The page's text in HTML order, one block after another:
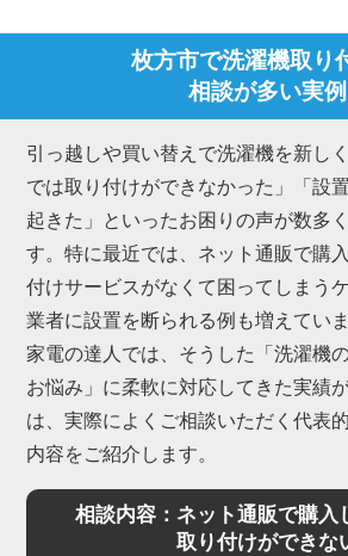
枚方市で洗濯機取り
相談が多い実例
引っ越しや買い替えで洗濯機を新し
では取り付けができなかった」「設
起きた」といったお困りの声が数多
す。特に最近では、ネット通販で購
付けサービスがなくて困ってしまう
業者に設置を断られる例も増えていま
家電の達人では、そうした「洗濯機
お悩み」に柔軟に対応してきた実績
は、実際によくご相談いただく代表
内容をご紹介します。
相談内容：ネット通販で購入
取り付けができな